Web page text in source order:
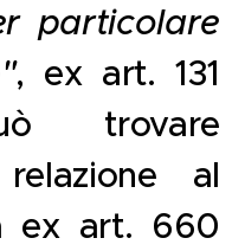
particolare
, ex art. 131
trovare
al
ex art. 660